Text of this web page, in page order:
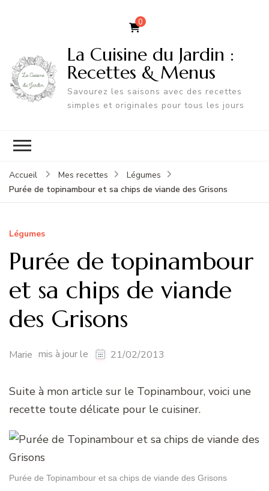
0
La Cuisine du Jardin :
Recettes & Menus
Savourez les saisons avec des recettes
simples et originales pour tous les jours
Accueil Mes recettes
Légumes
Purée de topinambour et sa chips de viande des Grisons
Légumes
Purée de topinambour
et sa chips de viande
des Grisons
Marie mis à jour le 21/02/2013
Suite à mon article sur le Topinambour, voici une
recette toute délicate pour le cuisiner.
Purée de Topinambour et sa chips de viande des Grisons